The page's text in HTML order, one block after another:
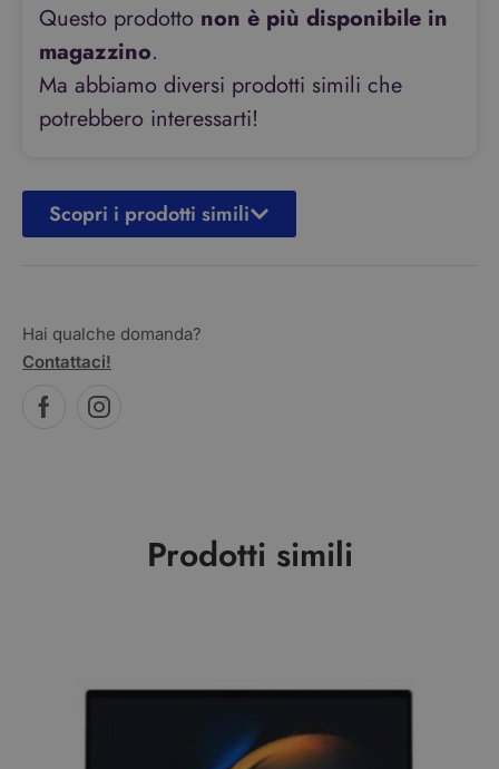
Questo prodotto non è più disponibile in
magazzino.
Ma abbiamo diversi prodotti simili che
potrebbero interessarti!
Scopri i prodotti simili
Hai qualche domanda?
Contattaci!
Prodotti simili